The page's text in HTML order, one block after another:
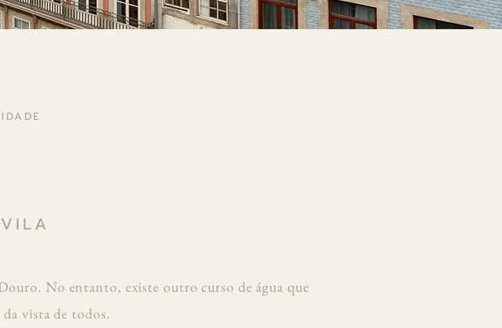
No entanto, existe outro curso de água que
da vista de todos.